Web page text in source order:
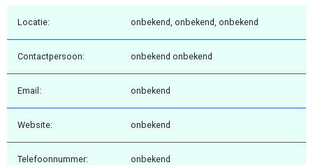
Locatie: onbekend, onbekend, onbekend
Contactpersoon: onbekend onbekend
Email: onbekend
Website: onbekend
Telefoonnummer: onbekend